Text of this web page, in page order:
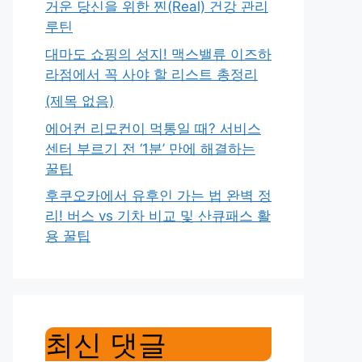
거운 당신을 위한 찐(Real) 건강 관리
루틴
대마도 쇼핑의 성지! 맥스밸류 이즈하
라점에서 꼭 사야 할 리스트 총정리
(제목 없음)
에어컨 리모컨이 먹통일 때? 서비스
센터 부르기 전 ‘1분’ 만에 해결하는
꿀팁
후쿠오카에서 유후인 가는 법 완벽 정
리! 버스 vs 기차 비교 및 산큐패스 활
용 꿀팁
최신 댓글